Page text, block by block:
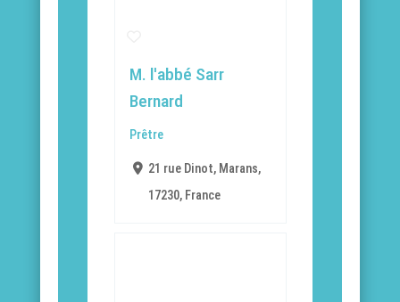
M. l'abbé Sarr
Bernard
Prêtre
21 rue Dinot, Marans,
17230, France